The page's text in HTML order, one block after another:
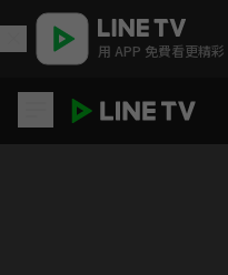
用 APP 免費看更精彩